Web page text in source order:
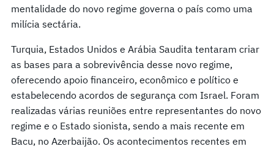
mentalidade do novo regime governa o país como uma
milícia sectária.
Turquia, Estados Unidos e Arábia Saudita tentaram criar
as bases para a sobrevivência desse novo regime,
oferecendo apoio financeiro, econômico e político e
estabelecendo acordos de segurança com Israel. Foram
realizadas várias reuniões entre representantes do novo
regime e o Estado sionista, sendo a mais recente em
Bacu, no Azerbaijão. Os acontecimentos recentes em